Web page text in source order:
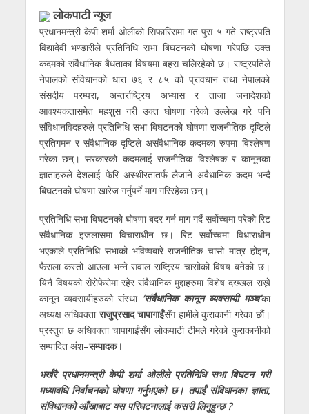
लोकपाटी न्यूज
प्रधानमन्त्री केपी शर्मा ओलीको सिफारिसमा गत पुस ५ गते राष्ट्रपति
विद्यादेवी भण्डारीले प्रतिनिधि सभा बिघटनको घोषणा गरेपछि उक्त
कदमको संवैधानिक बैधताका विषयमा बहस चलिरहेको छ। राष्ट्रपतिले
नेपालको संविधानको धारा ७६ र ८५ को प्रावधान तथा नेपालको
संसदीय परम्परा, अन्तर्राष्ट्रिय अभ्यास र ताजा जनादेशको
आवश्यकतासमेत महशुस गरी उक्त घोषणा गरेको उल्लेख गरे पनि
संविधानविदहरुले प्रतिनिधि सभा बिघटनको घोषणा राजनीतिक दृष्टिले
प्रतिगमन र संवैधानिक दृष्टिले असंवैधानिक कदमका रुपमा विश्लेषण
गरेका छन्। सरकारको कदमलाई राजनीतिक विश्लेषक र कानूनका
ज्ञाताहरुले देशलाई फेरि अस्थीरतातर्फ लैजाने अवैधानिक कदम भन्दै
बिघटनको घोषणा खारेज गर्नुपर्ने माग गरिरहेका छन्।
प्रतिनिधि सभा बिघटनको घोषणा बदर गर्न माग गर्दै सर्वोच्चमा परेको रिट
संवैधानिक इजलासमा विचाराधीन छ। रिट सर्वोच्चमा विधाराधीन
भएकाले प्रतिनिधि सभाको भविष्यबारे राजनीतिक चासो मात्र होइन,
फैसला कस्तो आउला भन्ने सवाल राष्ट्रिय चासोको विषय बनेको छ।
यिनै विषयको सेरोफेरोमा रहेर संवैधानिक मुद्दाहरुमा विशेष दख्खल राख्ने
कानून व्यवसायीहरुको संस्था ‘संवैधानिक कानून व्यवसायी मञ्च’का
अध्यक्ष अधिवक्ताराजुप्रसाद चापागाईंसँग हामीले कुराकानी गरेका छौं।
प्रस्तुत छ अधिवक्ता चापागाईंसँग लोकपाटी टीमले गरेको कुराकानीको
सम्पादित अंश–सम्पादक।
भर्खरै प्रधानमन्त्री केपी शर्मा ओलीले प्रतिनिधि सभा बिघटन गरी
मध्यावधि निर्वाचनको घोषणा गर्नुभएको छ। तपाईं संविधानका ज्ञाता,
संविधानको आँखाबाट यस परिघटनालाई कसरी लिनुहुन्छ ?